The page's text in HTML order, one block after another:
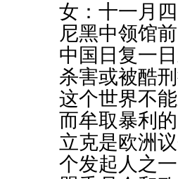
女：十一月
尼黑中领馆
中国日复一
杀害或被酷
这个世界不
而牟取暴利
立克是欧洲
个发起人之